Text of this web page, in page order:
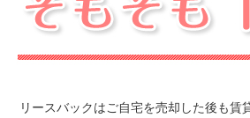
リースバックはご自宅を売却した後も